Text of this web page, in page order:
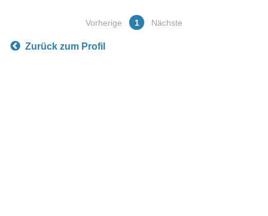
Vorherige 1 Nächste
Zurück zum Profil